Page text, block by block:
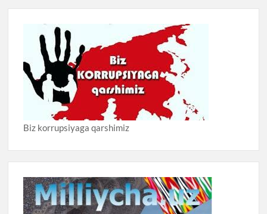
Biz korrupsiyaga qarshimiz